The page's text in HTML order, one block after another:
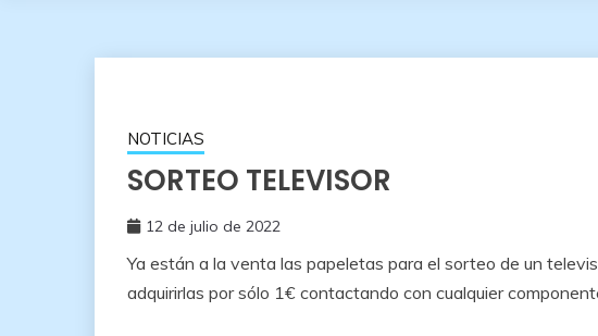
NOTICIAS
SORTEO TELEVISOR
12 de julio de 2022
Ya están a la venta las papeletas para el sorteo de un
adquirirlas por sólo 1€ contactando con cualquier